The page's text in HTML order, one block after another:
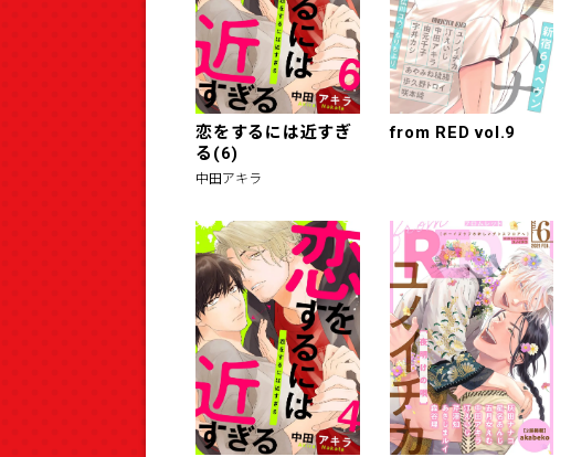
恋をするには近すぎ
る(6)
中田アキラ
from RED vol.9